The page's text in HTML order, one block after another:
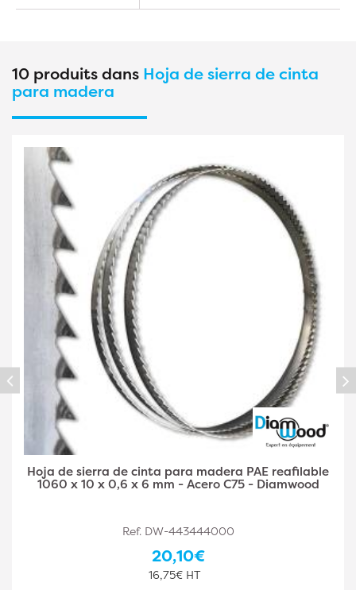
10 produits dans Hoja de sierra de cinta
para madera
Hoja de sierra de cinta Madera PAE Reafilable 1060
x 6 x 0,5 x 4 mm - Acero C75 - Diamwood
Ref. DW-443444001
25,10€
20,92€ HT